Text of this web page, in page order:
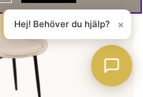
Hej! Behöver du hjälp? ×